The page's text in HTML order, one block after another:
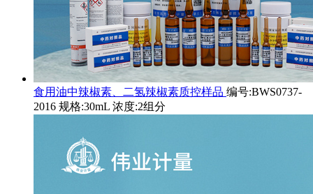
食用油中辣椒素、二氢辣椒素质控样品 编号:BWS0737-
2016 规格:30mL 浓度:2组分